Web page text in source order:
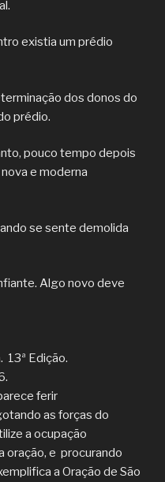
existia um prédio
dos donos do
prédio.
pouco tempo depois
e moderna
se sente demolida
Algo novo deve
13ª Edição.
ferir
as forças do
a ocupação
oração, e procurando
a Oração de São